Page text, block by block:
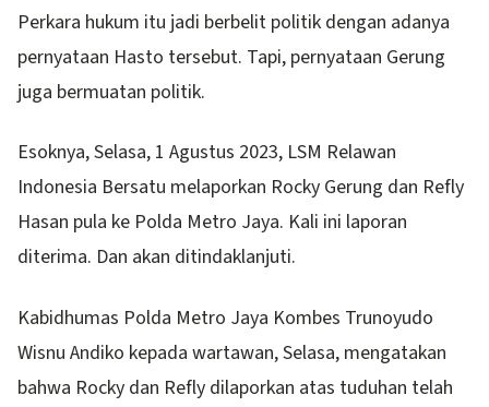
Perkara hukum itu jadi berbelit politik dengan adanya
pernyataan Hasto tersebut. Tapi, pernyataan Gerung
juga bermuatan politik.
Esoknya, Selasa, 1 Agustus 2023, LSM Relawan
Indonesia Bersatu melaporkan Rocky Gerung dan Refly
Hasan pula ke Polda Metro Jaya. Kali ini laporan
diterima. Dan akan ditindaklanjuti.
Kabidhumas Polda Metro Jaya Kombes Trunoyudo
Wisnu Andiko kepada wartawan, Selasa, mengatakan
bahwa Rocky dan Refly dilaporkan atas tuduhan telah